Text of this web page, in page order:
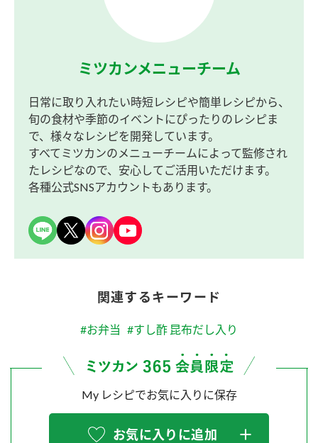
ミツカンメニューチーム
日常に取り入れたい時短レシピや簡単レシピから、
旬の食材や季節のイベントにぴったりのレシピま
で、様々なレシピを開発しています。
すべてミツカンのメニューチームによって監修され
たレシピなので、安心してご活用いただけます。
各種公式SNSアカウントもあります。
関連するキーワード
#お弁当 #すし酢 昆布だし入り
My レシピでお気に入りに保存
お気に入りに追加